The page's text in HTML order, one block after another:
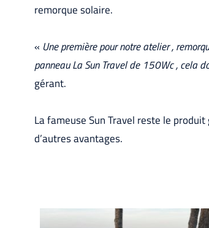
remorque solaire.
« Une première pour notre atelier ,
panneauLa Sun Travel de 150Wc , cela
gérant.
La fameuse Sun Travel reste le
d’autres avantages.